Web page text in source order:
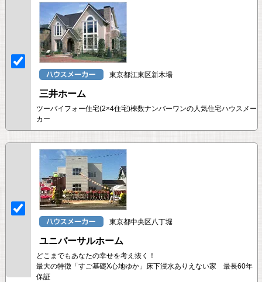
東京都江東区新木場
三井ホーム
ツーバイフォー住宅(2×4住宅)棟数ナンバーワンの人気住宅ハウスメー
カー
東京都中央区八丁堀
ユニバーサルホーム
どこまでもあなたの幸せを考え抜く！
最大の特徴「すご基礎X心地ゆか」床下浸水ありえない家 最長60年
保証